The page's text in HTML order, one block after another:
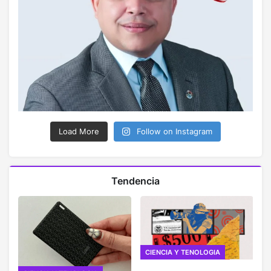
Load More Follow on Instagram
Tendencia
CIENCIA Y TENOLOGIA